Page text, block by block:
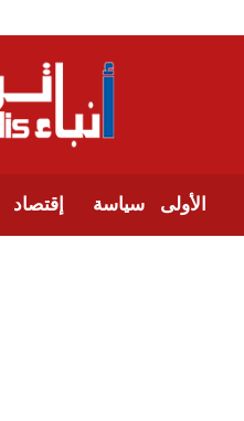
الأولى سياسة إقتصاد